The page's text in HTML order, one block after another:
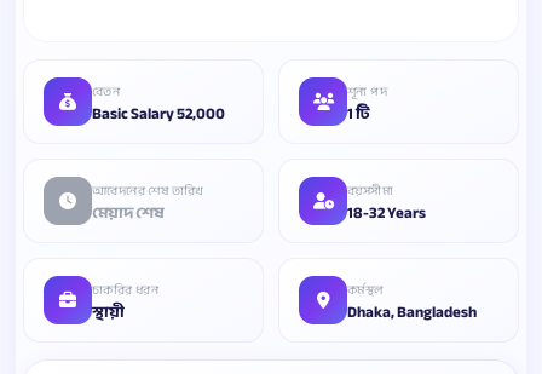
বেতন
Basic Salary 52,000
শূন্য পদ
1 টি
আবেদনের শেষ তারিখ
মেয়াদ শেষ
বয়সসীমা
18-32 Years
চাকরির ধরন
স্থায়ী
কর্মস্থল
Dhaka, Bangladesh